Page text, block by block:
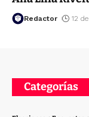
Redactor 12
Categorías